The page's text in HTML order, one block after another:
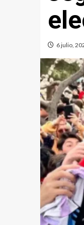
6 julio,